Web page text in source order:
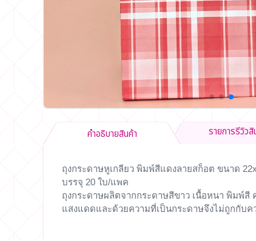
คำอธิบายสินค้า รายการรีวิวสิ
ถุงกระดาษหูเกลียว พิมพ์สีแดงลายสก็อต ขนาด
บรรจุ 20 ใบ/แพค
ถุงกระดาษผลิตจากกระดาษสีขาว เนื้อหนา พิมพ์
แสงแดดและด้วยความที่เป็นกระดาษจึงไม่ถูกกับ